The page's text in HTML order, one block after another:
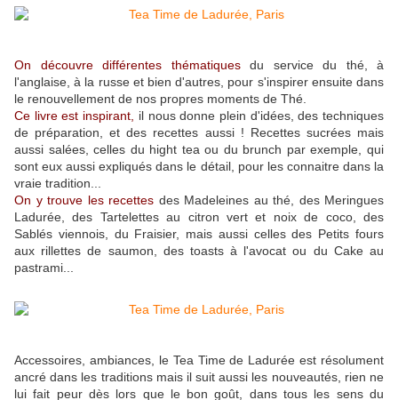
On découvre différentes thématiquesdu service du thé, à
l'anglaise, à la russe et bien d'autres, pour s'inspirer ensuite dans
le renouvellement de nos propres moments de Thé.
Ce livre est inspirant, il nous donne plein d'idées, des techniques
de préparation, et des recettes aussi ! Recettes sucrées mais
aussi salées, celles du hight tea ou du brunch par exemple, qui
sont eux aussi expliqués dans le détail, pour les connaitre dans la
vraie tradition...
On y trouve les recettes des Madeleines au thé, des Meringues
Ladurée, des Tartelettes au citron vert et noix de coco, des
Sablés viennois, du Fraisier, mais aussi celles des Petits fours
aux rillettes de saumon, des toasts à l'avocat ou du Cake au
pastrami...
Accessoires, ambiances, le Tea Time de Ladurée est résolument
ancré dans les traditions mais il suit aussi les nouveautés, rien ne
lui fait peur dès lors que le bon goût, dans tous les sens du